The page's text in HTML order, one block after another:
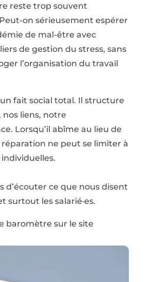
reste trop souvent
on sérieusement espérer
de mal-être avec
de gestion du stress, sans
l’organisation du travail
fait social total. Il structure
liens, notre
Lorsqu’il abîme au lieu de
ne peut se limiter à
d’écouter ce que nous disent
surtout les salarié·es.
baromètre sur le site